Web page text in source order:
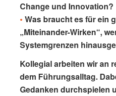
Change und Innovation?
• Was braucht es für ein
„Miteinander-Wirken“,
Systemgrenzen
Kollegial arbeiten wir an
dem Führungsalltag.
Gedanken durchspielen